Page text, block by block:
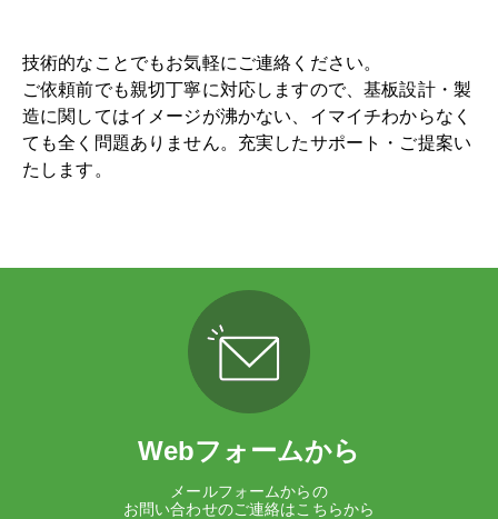
技術的なことでもお気軽にご連絡ください。
ご依頼前でも親切丁寧に対応しますので、基板設計・製
造に関してはイメージが沸かない、イマイチわからなく
ても全く問題ありません。充実したサポート・ご提案い
たします。
Webフォームから
メールフォームからの
お問い合わせのご連絡はこちらから